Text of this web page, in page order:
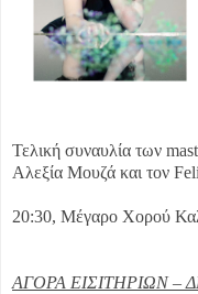
Τελική συναυλία των
Αλεξία Μουζά και τον
20:30, Μέγαρο Χορού
ΑΓΟΡΑ ΕΙΣΙΤΗΡΙΩΝ –